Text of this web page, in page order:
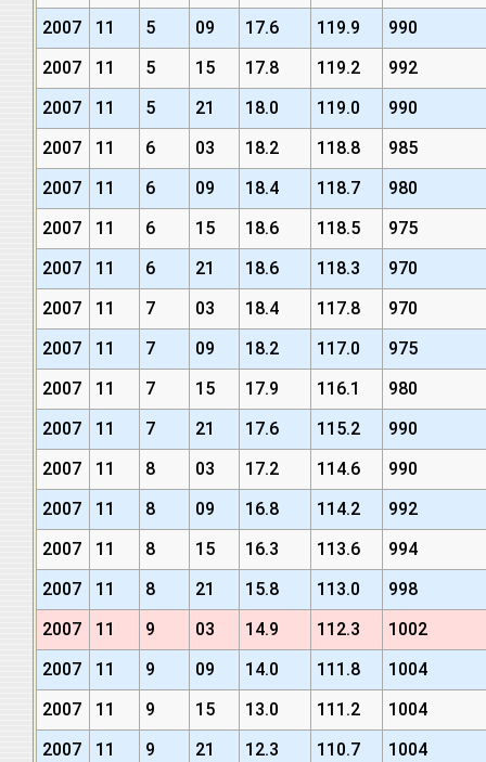
2007
11 5 09 17.6 119.9
990
2007
11 5 15 17.8 119.2
992
2007
11 5 21 18.0 119.0
990
2007
11 6 03 18.2 118.8
985
2007
11 6 09 18.4 118.7
980
2007
11 6 15 18.6 118.5
975
2007
11 6 21 18.6 118.3
970
2007
11 7 03 18.4 117.8
970
2007
11 7 09 18.2 117.0
975
2007
11 7 15 17.9 116.1
980
2007
11 7 21 17.6 115.2
990
2007
11 8 03 17.2 114.6
990
2007
11 8 09 16.8 114.2
992
2007
11 8 15 16.3 113.6
994
2007
11 8 21 15.8 113.0
998
2007
11 9 03 14.9 112.3
1002
2007
11 9 09 14.0 111.8
1004
2007
11 9 15 13.0 111.2
1004
2007
11 9 21 12.3 110.7
1004